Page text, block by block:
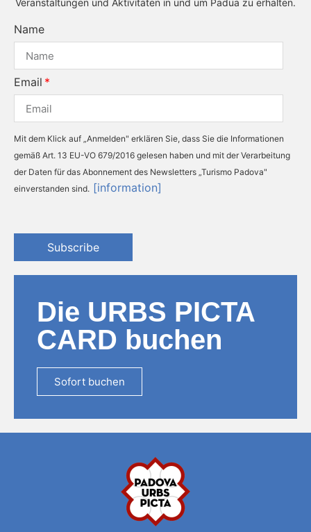
Veranstaltungen und Aktivitäten in und um Padua zu erhalten.
Name
Email
Mit dem Klick auf „Anmelden" erklären Sie, dass Sie die Informationen
gemäß Art. 13 EU-VO 679/2016 gelesen haben und mit der Verarbeitung
der Daten für das Abonnement des Newsletters „Turismo Padova"
einverstanden sind. [information]
Subscribe
Die URBS PICTA
CARD buchen
Sofort buchen